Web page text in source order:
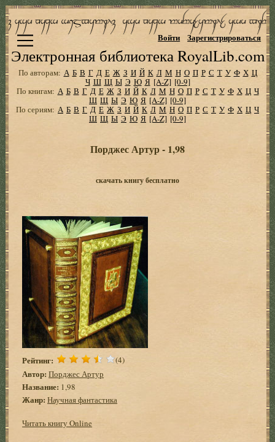
Электронная библиотека RoyalLib.com
Войти Зарегистрироваться
По авторам: А Б В Г Д Е Ж З И Й К Л М Н О П Р С Т У Ф Х Ц
Ч Ш Щ Ы Э Ю Я [A-Z] [0-9]
По книгам: А Б В Г Д Е Ж З И Й К Л М Н О П Р С Т У Ф Х Ц Ч
Ш Щ Ы Э Ю Я [A-Z] [0-9]
По сериям: А Б В Г Д Е Ж З И Й К Л М Н О П Р С Т У Ф Х Ц Ч
Ш Щ Ы Э Ю Я [A-Z] [0-9]
Порджес Артур - 1,98
скачать книгу бесплатно
Рейтинг: (4)
Автор: Порджес Артур
Название: 1,98
Жанр: Научная фантастика
Читать книгу Online